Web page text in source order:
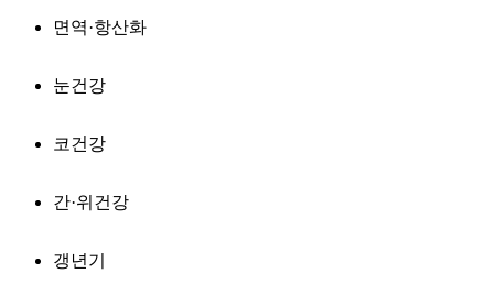
면역·항산화
눈건강
코건강
간·위건강
갱년기